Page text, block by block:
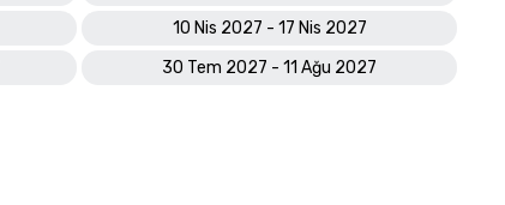
10 Nis 2027 - 17 Nis 2027
30 Tem 2027 - 11 Ağu 2027